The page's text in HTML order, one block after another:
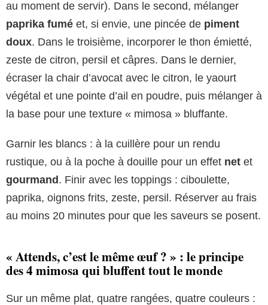
au moment de servir). Dans le second, mélanger
paprika fumé et, si envie, une pincée de piment
doux. Dans le troisième, incorporer le thon émietté,
zeste de citron, persil et câpres. Dans le dernier,
écraser la chair d’avocat avec le citron, le yaourt
végétal et une pointe d’ail en poudre, puis mélanger à
la base pour une texture « mimosa » bluffante.
Garnir les blancs : à la cuillère pour un rendu
rustique, ou à la poche à douille pour un effet net et
gourmand. Finir avec les toppings : ciboulette,
paprika, oignons frits, zeste, persil. Réserver au frais
au moins 20 minutes pour que les saveurs se posent.
« Attends, c’est le même œuf ? » : le principe
des 4 mimosa qui bluffent tout le monde
Sur un même plat, quatre rangées, quatre couleurs :